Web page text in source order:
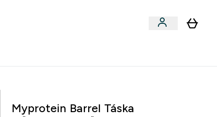
Myprotein Barrel Táska